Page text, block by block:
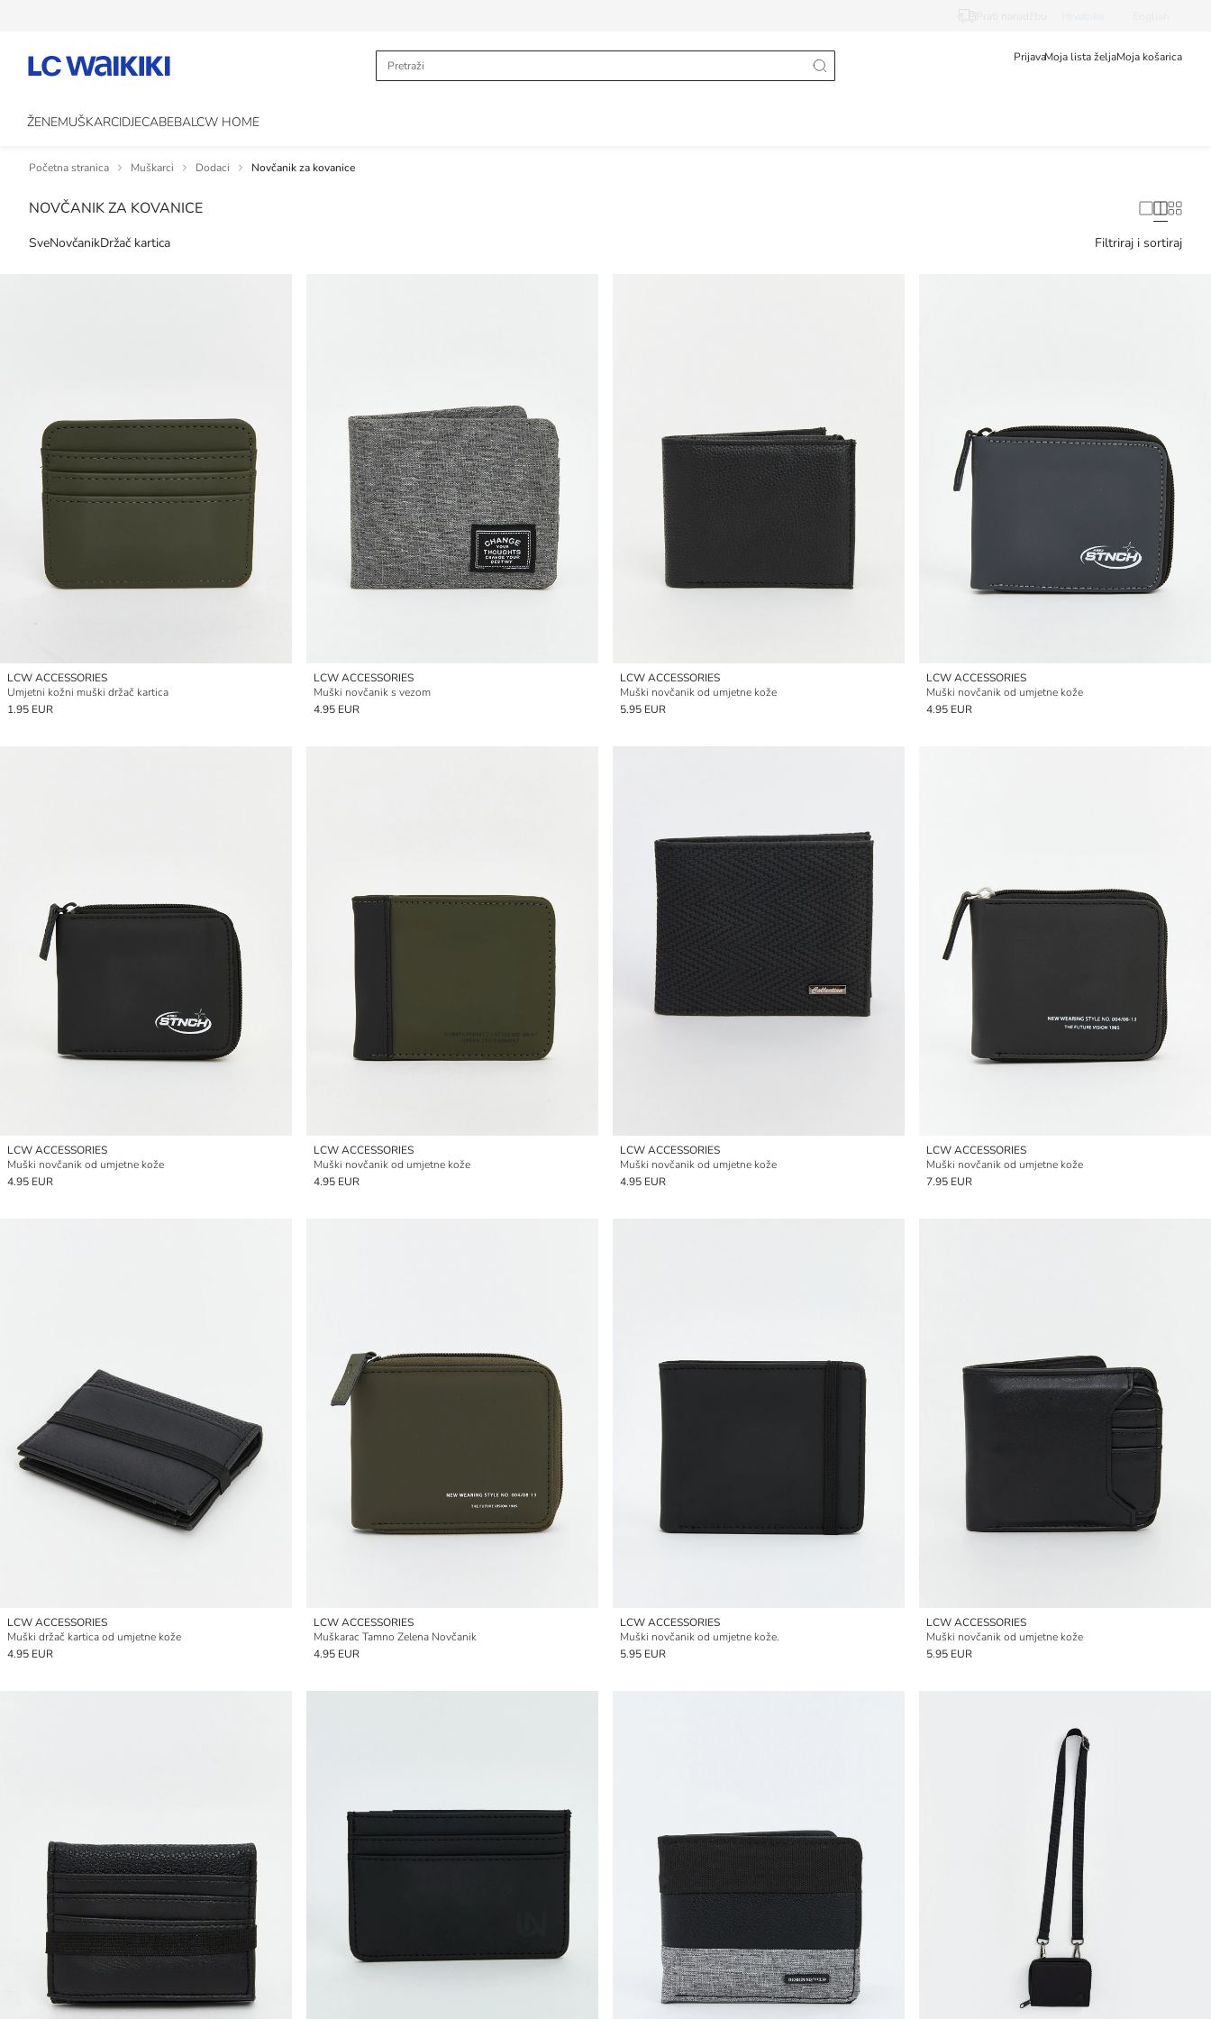
PrijavaMoja lista željaMoja košarica
ŽENEMUŠKARCIDJECABEBALCW HOME
Početna stranica Muškarci Dodaci Novčanik za kovanice
NOVČANIK ZA KOVANICE
SveNovčanikDržač kartica Filtriraj i sortiraj
LCW ACCESSORIES
Umjetni kožni muški držač kartica
1.95 EUR
LCW ACCESSORIES
Muški novčanik s vezom
4.95 EUR
LCW ACCESSORIES
Muški novčanik od umjetne kože
5.95 EUR
LCW ACCESSORIES
Muški novčanik od umjetne kože
4.95 EUR
LCW ACCESSORIES
Muški novčanik od umjetne kože
4.95 EUR
LCW ACCESSORIES
Muški novčanik od umjetne kože
4.95 EUR
LCW ACCESSORIES
Muški novčanik od umjetne kože
4.95 EUR
LCW ACCESSORIES
Muški novčanik od umjetne kože
7.95 EUR
LCW ACCESSORIES
Muški držač kartica od umjetne kože
4.95 EUR
LCW ACCESSORIES
Muškarac Tamno Zelena Novčanik
4.95 EUR
LCW ACCESSORIES
Muški novčanik od umjetne kože.
5.95 EUR
LCW ACCESSORIES
Muški novčanik od umjetne kože
5.95 EUR